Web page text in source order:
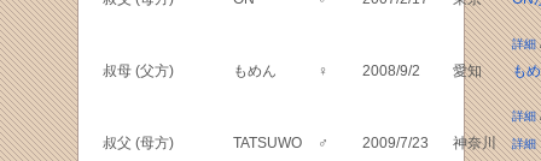
詳細
叔母 (父方) もめん ♀ 2008/9/2 愛知 も
詳細
叔父 (母方) TATSUWO ♂ 2009/7/23 神奈川 詳細